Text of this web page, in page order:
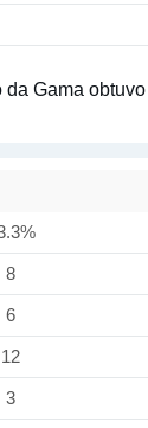
da Gama obtuvo
8
6
12
3